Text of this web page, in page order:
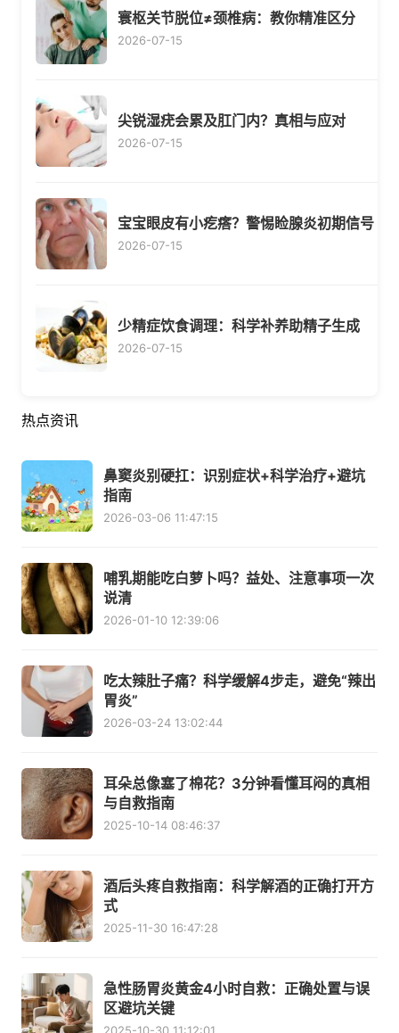
寰枢关节脱位≠颈椎病：教你精准区分
2026-07-15
尖锐湿疣会累及肛门内？真相与应对
2026-07-15
宝宝眼皮有小疙瘩？警惕睑腺炎初期信号
2026-07-15
少精症饮食调理：科学补养助精子生成
2026-07-15
热点资讯
鼻窦炎别硬扛：识别症状+科学治疗+避坑
指南
2026-03-06 11:47:15
哺乳期能吃白萝卜吗？益处、注意事项一次
说清
2026-01-10 12:39:06
吃太辣肚子痛？科学缓解4步走，避免“辣出
胃炎”
2026-03-24 13:02:44
耳朵总像塞了棉花？3分钟看懂耳闷的真相
与自救指南
2025-10-14 08:46:37
酒后头疼自救指南：科学解酒的正确打开方
式
2025-11-30 16:47:28
急性肠胃炎黄金4小时自救：正确处置与误
区避坑关键